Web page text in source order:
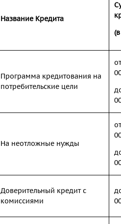
Название Кредита
Программа кредитования на
потребительские цели
На неотложные нужды
Доверительный кредит с
комиссиями